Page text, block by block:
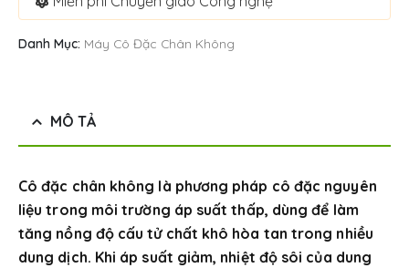
Danh Mục: Máy Cô Đặc Chân Không
MÔ TẢ
Cô đặc chân không là phương pháp cô đặc nguyên
liệu trong môi trường áp suất thấp, dùng để làm
tăng nồng độ cấu tử chất khô hòa tan trong nhiều
dung dịch. Khi áp suất giảm, nhiệt độ sôi của dung